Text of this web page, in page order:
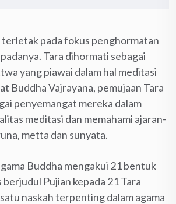
terletak pada fokus penghormatan
Tara dihormati sebagai
yang piawai dalam hal meditasi
Buddha Vajrayana, pemujaan Tara
penyemangat mereka dalam
meditasi dan memahami ajaran-
metta dan sunyata.
Buddha mengakui 21 bentuk
berjudul Pujian kepada 21 Tara
naskah terpenting dalam agama